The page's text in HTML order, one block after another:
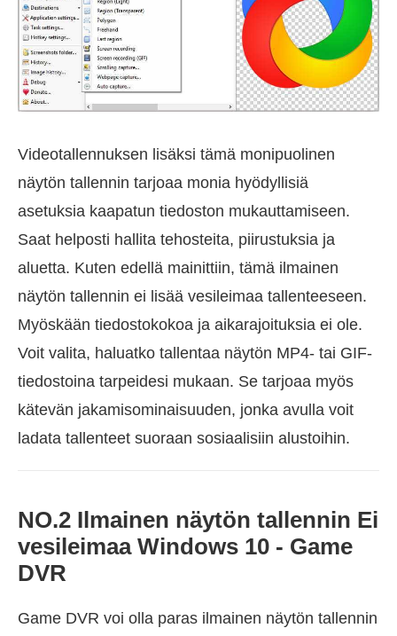
Videotallennuksen lisäksi tämä monipuolinen
näytön tallennin tarjoaa monia hyödyllisiä
asetuksia kaapatun tiedoston mukauttamiseen.
Saat helposti hallita tehosteita, piirustuksia ja
aluetta. Kuten edellä mainittiin, tämä ilmainen
näytön tallennin ei lisää vesileimaa tallenteeseen.
Myöskään tiedostokokoa ja aikarajoituksia ei ole.
Voit valita, haluatko tallentaa näytön MP4- tai GIF-
tiedostoina tarpeidesi mukaan. Se tarjoaa myös
kätevän jakamisominaisuuden, jonka avulla voit
ladata tallenteet suoraan sosiaalisiin alustoihin.
NO.2 Ilmainen näytön tallennin Ei
vesileimaa Windows 10 - Game
DVR
Game DVR voi olla paras ilmainen näytön tallennin